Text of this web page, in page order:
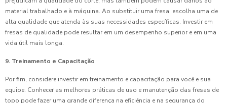
material trabalhado e à máquina. Ao substituir uma fresa, escolha uma de
alta qualidade que atenda às suas necessidades específicas. Investir em
fresas de qualidade pode resultar em um desempenho superior e em uma
vida útil mais longa.
9. Treinamento e Capacitação
Por fim, considere investir em treinamento e capacitação para você e sua
equipe. Conhecer as melhores práticas de uso e manutenção das fresas de
topo pode fazer uma grande diferença na eficiência e na segurança do